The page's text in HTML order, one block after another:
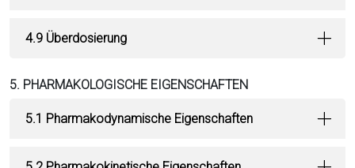
4.9 Überdosierung
5. PHARMAKOLOGISCHE EIGENSCHAFTEN
5.1 Pharmakodynamische Eigenschaften